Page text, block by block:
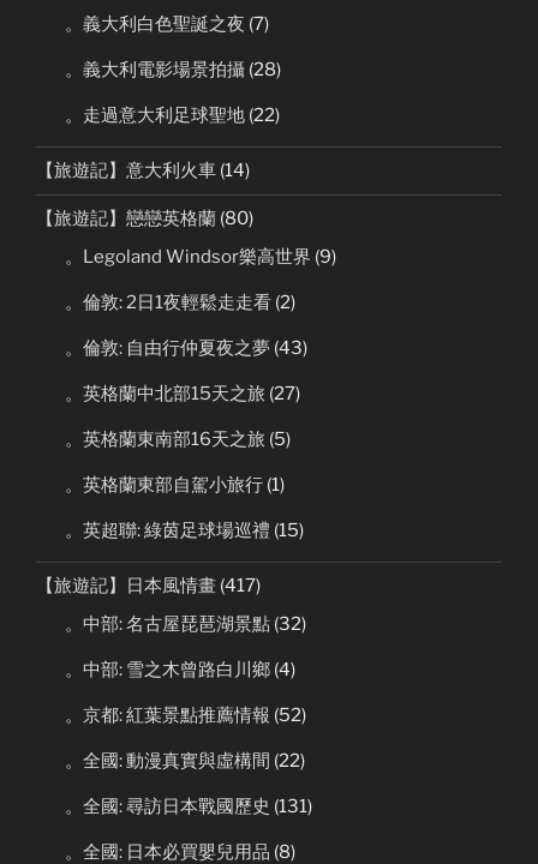
。義大利白色聖誕之夜 (7)
。義大利電影場景拍攝 (28)
。走過意大利足球聖地 (22)
【旅遊記】意大利火車 (14)
【旅遊記】戀戀英格蘭 (80)
。Legoland Windsor樂高世界 (9)
。倫敦: 2日1夜輕鬆走走看 (2)
。倫敦: 自由行仲夏夜之夢 (43)
。英格蘭中北部15天之旅 (27)
。英格蘭東南部16天之旅 (5)
。英格蘭東部自駕小旅行 (1)
。英超聯: 綠茵足球場巡禮 (15)
【旅遊記】日本風情畫 (417)
。中部: 名古屋琵琶湖景點 (32)
。中部: 雪之木曾路白川鄉 (4)
。京都: 紅葉景點推薦情報 (52)
。全國: 動漫真實與虛構間 (22)
。全國: 尋訪日本戰國歷史 (131)
。全國: 日本必買嬰兒用品 (8)